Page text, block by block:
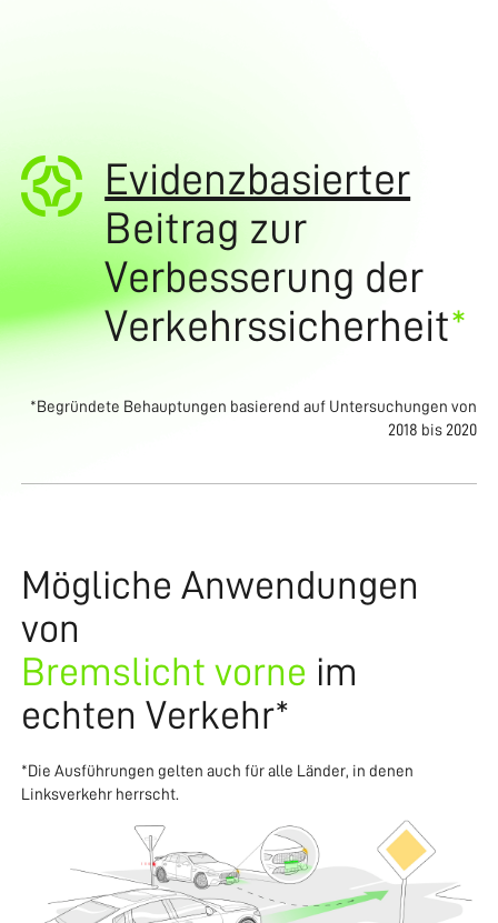
Evidenzbasierter
Beitrag zur
Verbesserung der
Verkehrssicherheit*
*Begründete Behauptungen basierend auf Untersuchungen von
2018 bis 2020
Mögliche Anwendungen
von
Bremslicht vorne im
echten Verkehr*
*Die Ausführungen gelten auch für alle Länder, in denen
Linksverkehr herrscht.